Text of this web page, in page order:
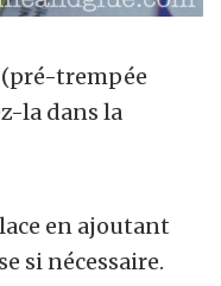
(pré-trempée
la dans la
en ajoutant
si nécessaire.